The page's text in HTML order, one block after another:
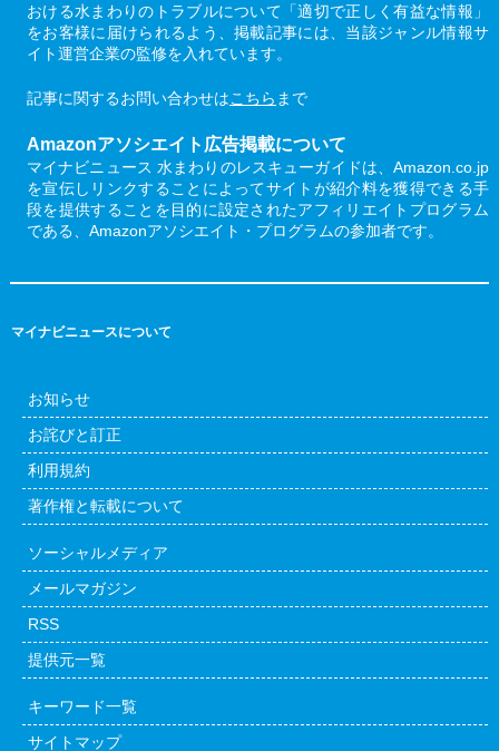
おける水まわりのトラブルについて「適切で正しく有益な情報」
をお客様に届けられるよう、掲載記事には、当該ジャンル情報サ
イト運営企業の監修を入れています。
記事に関するお問い合わせはこちら まで
Amazonアソシエイト広告掲載について
マイナビニュース 水まわりのレスキューガイドは、Amazon.co.jp
を宣伝しリンクすることによってサイトが紹介料を獲得できる手
段を提供することを目的に設定されたアフィリエイトプログラム
である、Amazonアソシエイト・プログラムの参加者です。
マイナビニュースについて
お知らせ
お詫びと訂正
利用規約
著作権と転載について
ソーシャルメディア
メールマガジン
RSS
提供元一覧
キーワード一覧
サイトマップ